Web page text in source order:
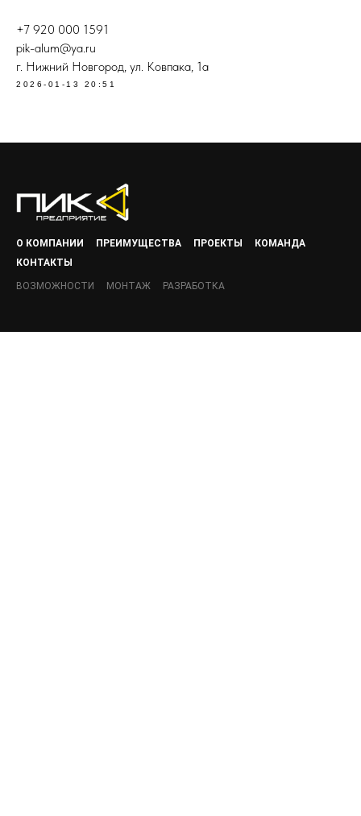
+7 920 000 1591
pik-alum@ya.ru
г. Нижний Новгород, ул. Ковпака, 1а
2026-01-13 20:51
О КОМПАНИИ ПРЕИМУЩЕСТВА ПРОЕКТЫ
КОМАНДА
КОНТАКТЫ
ВОЗМОЖНОСТИ МОНТАЖ РАЗРАБОТКА